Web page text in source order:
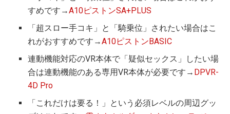
すめです→A10ピストンSA+PLUS
「超スロー手コキ」と「騎乗位」されたい場合はこ
れがおすすめです→A10ピストンBASIC
連動機能対応のVR本体で「疑似セックス」したい場
合は連動機能のある専用VR本体が必要です→ DPVR-
4D Pro
「これだけは要る！」という必須レベルの周辺グッ